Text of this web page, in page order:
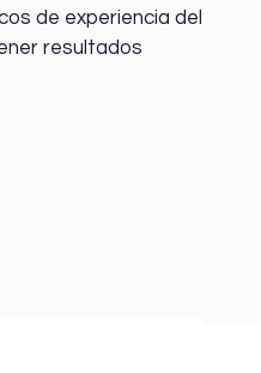
de experiencia del
resultados